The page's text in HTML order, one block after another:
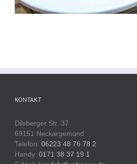
KONTAKT
Dilsberger Str. 37
69151 Neckargemünd
Telefon: 06223 48 76 78 2
Handy: 0171 38 37 19 1